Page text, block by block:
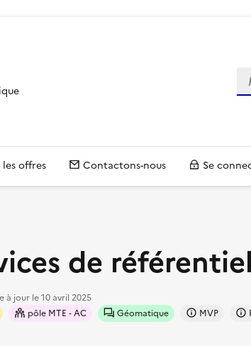
offres Contactons-nous Se
de
à jour le10 avril 2025
pôle MTE - AC Géomatique MVP